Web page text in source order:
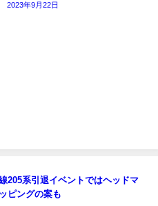
2023年9月22日
205系引退イベントではヘッドマ
ピングの案も